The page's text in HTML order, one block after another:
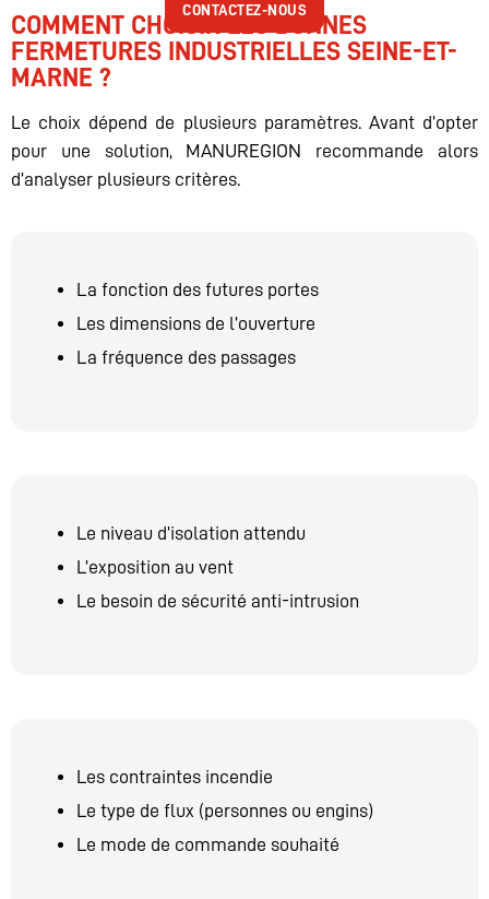
CONTACTEZ-NOUS
COMMENT CHOISIR LES BONNES
FERMETURES INDUSTRIELLES SEINE-ET-
MARNE ?
Le choix dépend de plusieurs paramètres. Avant d’opter
pour une solution, MANUREGION recommande alors
d’analyser plusieurs critères.
La fonction des futures portes
Les dimensions de l’ouverture
La fréquence des passages
Le niveau d’isolation attendu
L’exposition au vent
Le besoin de sécurité anti-intrusion
Les contraintes incendie
Le type de flux (personnes ou engins)
Le mode de commande souhaité